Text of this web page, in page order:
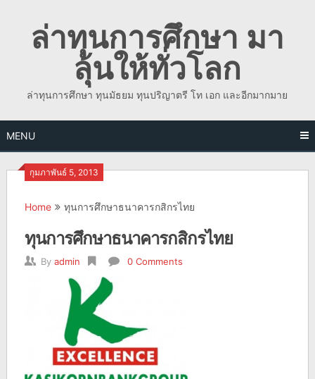
contentล่าทุนการศึกษา มา
ลุ้นให้ทั่วโลก
ล่าทุนการศึกษา ทุนมัธยม ทุนปริญาตรี โท เอก และอีกมากมาย
MENU
กุมภาพันธ์ 5, 2013
Home ทุนการศึกษาธนาคารกสิกรไทย
ทุนการศึกษาธนาคารกสิกรไทย
By admin 0 Comments